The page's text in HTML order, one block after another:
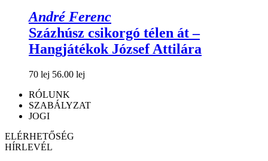
André Ferenc
Százhúsz csikorgó télen át –
Hangjátékok József Attilára
70 lej 56.00 lej
RÓLUNK
SZABÁLYZAT
JOGI
ELÉRHETŐSÉG
HÍRLEVÉL